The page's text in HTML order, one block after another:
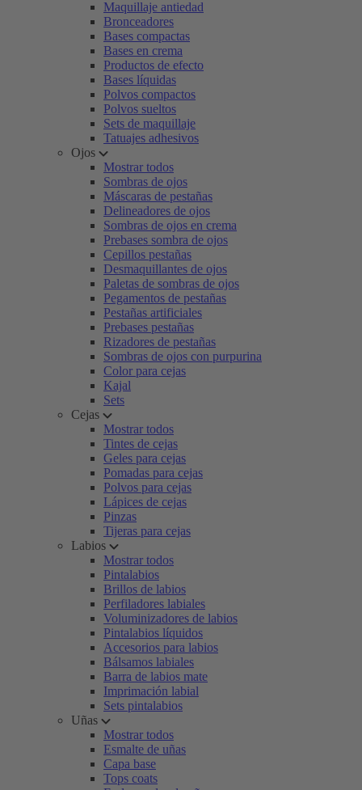
Maquillaje antiedad
Bronceadores
Bases compactas
Bases en crema
Productos de efecto
Bases líquidas
Polvos compactos
Polvos sueltos
Sets de maquillaje
Tatuajes adhesivos
Ojos
Mostrar todos
Sombras de ojos
Máscaras de pestañas
Delineadores de ojos
Sombras de ojos en crema
Prebases sombra de ojos
Cepillos pestañas
Desmaquillantes de ojos
Paletas de sombras de ojos
Pegamentos de pestañas
Pestañas artificiales
Prebases pestañas
Rizadores de pestañas
Sombras de ojos con purpurina
Color para cejas
Kajal
Sets
Cejas
Mostrar todos
Tintes de cejas
Geles para cejas
Pomadas para cejas
Polvos para cejas
Lápices de cejas
Pinzas
Tijeras para cejas
Labios
Mostrar todos
Pintalabios
Brillos de labios
Perfiladores labiales
Voluminizadores de labios
Pintalabios líquidos
Accesorios para labios
Bálsamos labiales
Barra de labios mate
Imprimación labial
Sets pintalabios
Uñas
Mostrar todos
Esmalte de uñas
Capa base
Tops coats